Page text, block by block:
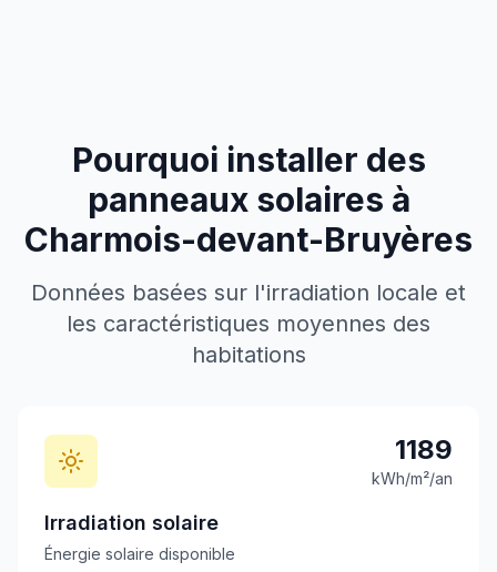
Pourquoi installer des
panneaux solaires à
Charmois-devant-Bruyères
Données basées sur l'irradiation locale et
les caractéristiques moyennes des
habitations
1189
kWh/m²/an
Irradiation solaire
Énergie solaire disponible